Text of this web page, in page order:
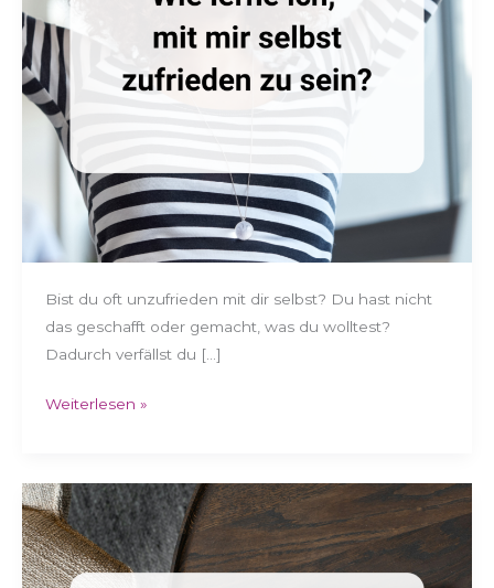
Bist du oft unzufrieden mit dir selbst? Du hast nicht
das geschafft oder gemacht, was du wolltest?
Dadurch verfällst du […]
zu
sein?
Weiterlesen »
Glücklich
sein
lernen:
Mehr